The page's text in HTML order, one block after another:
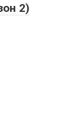
2)